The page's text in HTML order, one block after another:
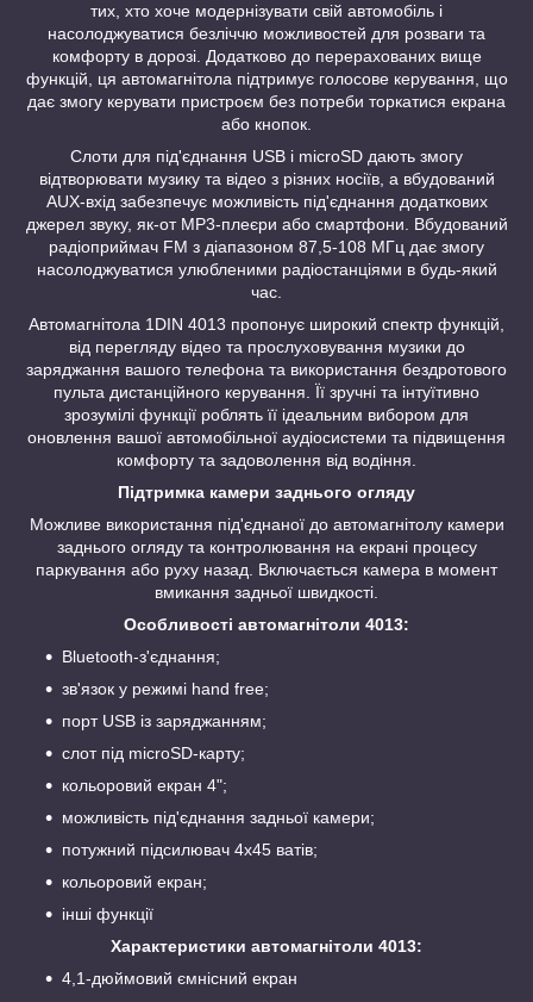
тих, хто хоче модернізувати свій автомобіль і
насолоджуватися безліччю можливостей для розваги та
комфорту в дорозі. Додатково до перерахованих вище
функцій, ця автомагнітола підтримує голосове керування, що
дає змогу керувати пристроєм без потреби торкатися екрана
або кнопок.
Слоти для під'єднання USB і microSD дають змогу
відтворювати музику та відео з різних носіїв, а вбудований
AUX-вхід забезпечує можливість під'єднання додаткових
джерел звуку, як-от MP3-плеєри або смартфони. Вбудований
радіоприймач FM з діапазоном 87,5-108 МГц дає змогу
насолоджуватися улюбленими радіостанціями в будь-який
час.
Автомагнітола 1DIN 4013 пропонує широкий спектр функцій,
від перегляду відео та прослуховування музики до
заряджання вашого телефона та використання бездротового
пульта дистанційного керування. Її зручні та інтуїтивно
зрозумілі функції роблять її ідеальним вибором для
оновлення вашої автомобільної аудіосистеми та підвищення
комфорту та задоволення від водіння.
Підтримка камери заднього огляду
Можливе використання під'єднаної до автомагнітолу камери
заднього огляду та контролювання на екрані процесу
паркування або руху назад. Включається камера в момент
вмикання задньої швидкості.
Особливості автомагнітоли 4013:
Bluetooth-з'єднання;
зв'язок у режимі hand free;
порт USB із заряджанням;
слот під microSD-карту;
кольоровий екран 4";
можливість під'єднання задньої камери;
потужний підсилювач 4х45 ватів;
кольоровий екран;
інші функції
Характеристики автомагнітоли 4013:
4,1-дюймовий ємнісний екран